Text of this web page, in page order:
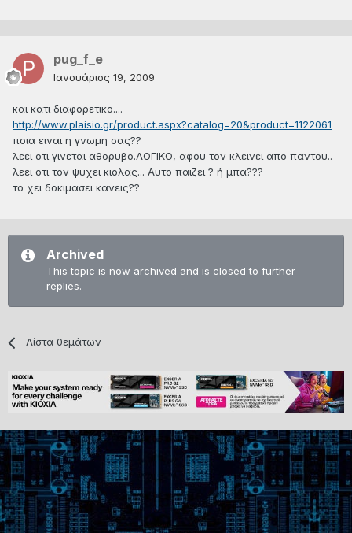
pug_f_e
Ιανουάριος 19, 2009
και κατι διαφορετικο....
http://www.plaisio.gr/product.aspx?catalog=20&product=1122061
ποια ειναι η γνωμη σας??
λεει οτι γινεται αθορυβο.ΛΟΓΙΚΟ, αφου τον κλεινει απο παντου..
λεει οτι τον ψυχει κιολας... Αυτο παιζει ? ή μπα???
το χει δοκιμασει κανεις??
Archived
This topic is now archived and is closed to further
replies.
Λίστα θεμάτων